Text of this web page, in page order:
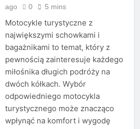
ago
0 5 mins
Motocykle turystyczne z
największymi schowkami i
bagażnikami to temat, który z
pewnością zainteresuje każdego
miłośnika długich podróży na
dwóch kółkach. Wybór
odpowiedniego motocykla
turystycznego może znacząco
wpłynąć na komfort i wygodę